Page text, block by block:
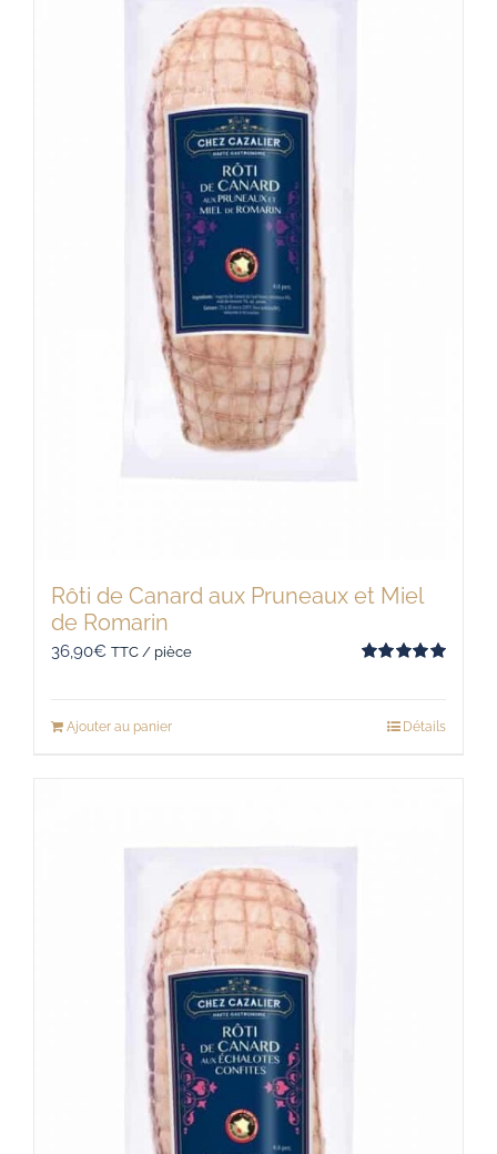
Rôti de Canard aux Pruneaux et Miel
de Romarin
36,90€ TTC / pièce
Ajouter au panier Détails